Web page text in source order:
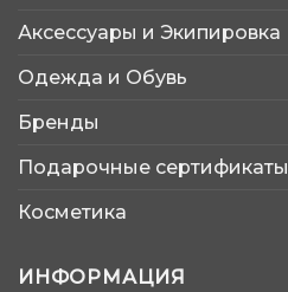
Аксессуары и Экипировка
Одежда и Обувь
Бренды
Подарочные сертификаты
Косметика
ИНФОРМАЦИЯ